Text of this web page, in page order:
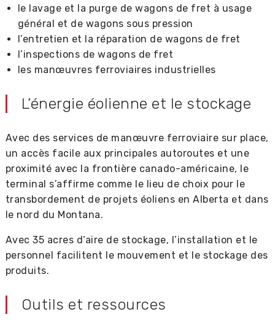
le lavage et la purge de wagons de fret à usage
général et de wagons sous pression
l’entretien et la réparation de wagons de fret
l’inspections de wagons de fret
les manœuvres ferroviaires industrielles
L’énergie éolienne et le stockage
Avec des services de manœuvre ferroviaire sur place,
un accès facile aux principales autoroutes et une
proximité avec la frontière canado-américaine, le
terminal s’affirme comme le lieu de choix pour le
transbordement de projets éoliens en Alberta et dans
le nord du Montana.
Avec 35 acres d’aire de stockage, l’installation et le
personnel facilitent le mouvement et le stockage des
produits.
Outils et ressources